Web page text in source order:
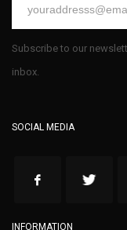
Subscribe to our
inbox.
SOCIAL MEDIA
INFORMATION